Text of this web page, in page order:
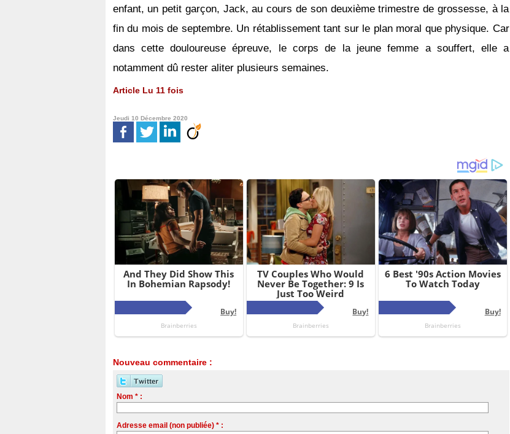
enfant, un petit garçon, Jack, au cours de son deuxième trimestre de grossesse, à la
fin du mois de septembre. Un rétablissement tant sur le plan moral que physique. Car
dans cette douloureuse épreuve, le corps de la jeune femme a souffert, elle a
notamment dû rester aliter plusieurs semaines.
Article Lu 11 fois
Jeudi 10 Décembre 2020
Nouveau commentaire :
Nom * :
Adresse email (non publiée) * :